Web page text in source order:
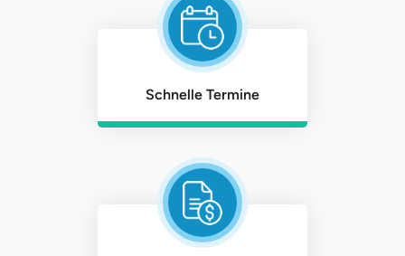
Schnelle Termine